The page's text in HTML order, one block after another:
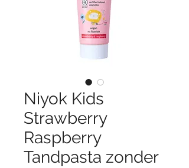
Niyok Kids
Strawberry
Raspberry
Tandpasta zonder